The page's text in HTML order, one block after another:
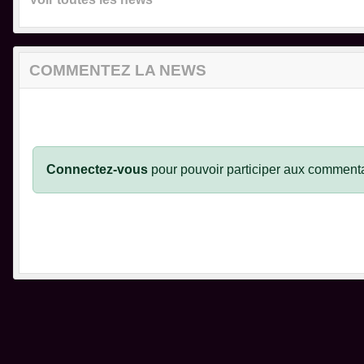
COMMENTEZ LA NEWS
Connectez-vous pour pouvoir participer aux